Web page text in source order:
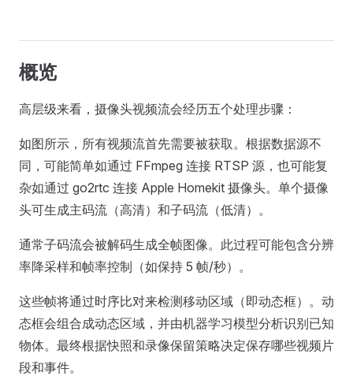
概览
高层级来看，摄像头视频流会经历五个处理步骤：
如图所示，所有视频流首先需要被获取。根据数据源不
同，可能简单如通过 FFmpeg 连接 RTSP 源，也可能复
杂如通过 go2rtc 连接 Apple Homekit 摄像头。单个摄像
头可生成主码流（高清）和子码流（低清）。
通常子码流会被解码生成全帧图像。此过程可能包含分辨
率降采样和帧率控制（如保持 5 帧/秒）。
这些帧将通过时序比对来检测移动区域（即动态框）。动
态框会组合成动态区域，并由机器学习模型分析识别已知
物体。最终根据快照和录像保留策略决定保存哪些视频片
段和事件。